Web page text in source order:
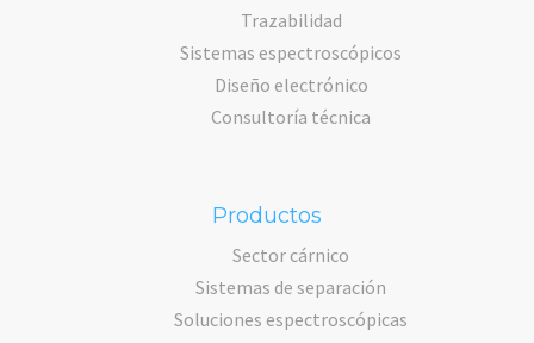
Trazabilidad
Sistemas espectroscópicos
Diseño electrónico
Consultoría técnica
Productos
Sector cárnico
Sistemas de separación
Soluciones espectroscópicas